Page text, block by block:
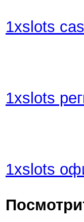
1xslots
1xslots
1xslots